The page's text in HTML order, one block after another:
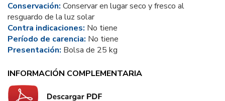
Conservación: Conservar en lugar seco y fresco al
resguardo de la luz solar
Contra indicaciones: No tiene
Período de carencia: No tiene
Presentación: Bolsa de 25 kg
INFORMACIÓN COMPLEMENTARIA